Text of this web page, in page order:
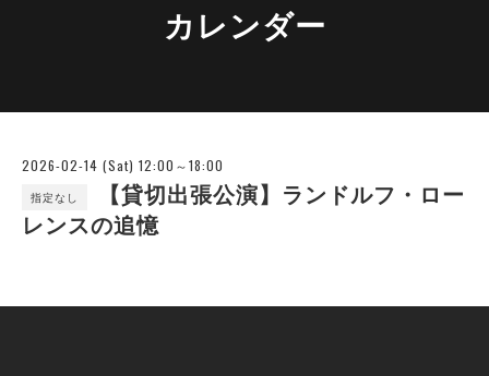
カレンダー
2026-02-14 (Sat) 12:00～18:00
指定なし
【貸切出張公演】ランドルフ・ロー
レンスの追憶